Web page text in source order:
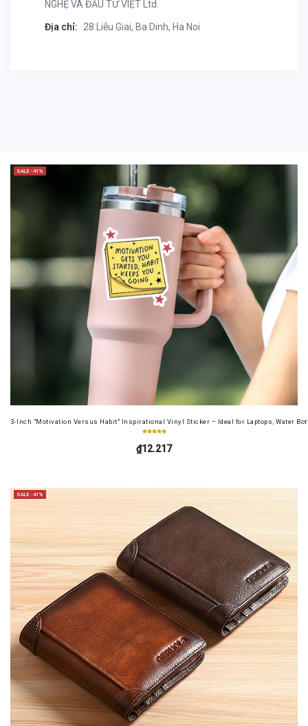
NGHỆ VÀ ĐẦU TƯ VIỆT Ltd.
Địa chỉ: 28 Liễu Giai, Ba Dinh, Ha Noi
SALE -41%
3-Inch "Motivation Versus Habit" Inspirational Vinyl Sticker – Ideal for Laptops, Water
₫12.217
SALE -41%